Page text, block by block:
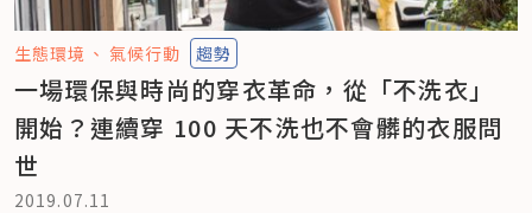
生態環境 氣候行動 趨勢
一場環保與時尚的穿衣革命，從「不洗衣」
開始？連續穿 100 天不洗也不會髒的衣服問
世
2019.07.11